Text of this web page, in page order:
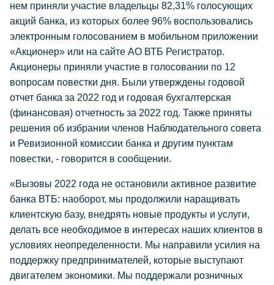
нем приняли участие владельцы 82,31% голосующих
акций банка, из которых более 96% воспользовались
электронным голосованием в мобильном приложении
«Акционер» или на сайте АО ВТБ Регистратор.
Акционеры приняли участие в голосовании по 12
вопросам повестки дня. Были утверждены годовой
отчет банка за 2022 год и годовая бухгалтерская
(финансовая) отчетность за 2022 год. Также приняты
решения об избрании членов Наблюдательного совета
и Ревизионной комиссии банка и другим пунктам
повестки, - говорится в сообщении.
«Вызовы 2022 года не остановили активное развитие
банка ВТБ: наоборот, мы продолжили наращивать
клиентскую базу, внедрять новые продукты и услуги,
делать все необходимое в интересах наших клиентов в
условиях неопределенности. Мы направили усилия на
поддержку предпринимателей, которые выступают
двигателем экономики. Мы поддержали розничных